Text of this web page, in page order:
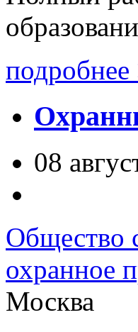
подробнее
08
Общество
Москва